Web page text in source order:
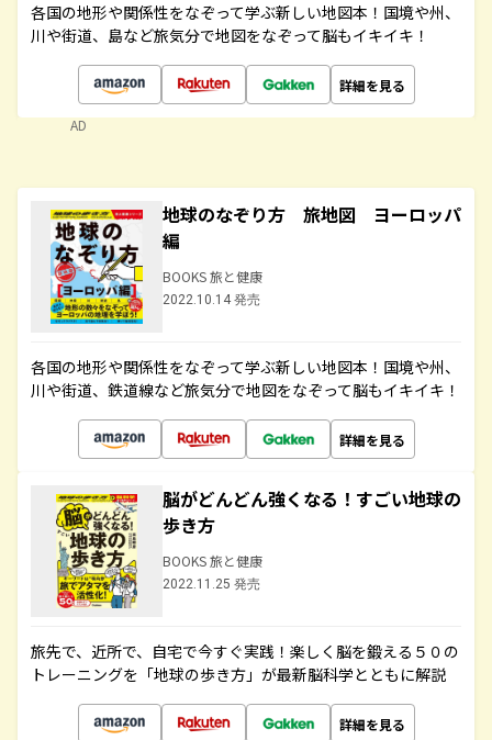
各国の地形や関係性をなぞって学ぶ新しい地図本！国境や州、
川や街道、島など旅気分で地図をなぞって脳もイキイキ！
詳細を見る
AD
地球のなぞり方 旅地図 ヨーロッパ
編
BOOKS 旅と健康
2022.10.14 発売
各国の地形や関係性をなぞって学ぶ新しい地図本！国境や州、
川や街道、鉄道線など旅気分で地図をなぞって脳もイキイキ！
詳細を見る
脳がどんどん強くなる！すごい地球の
歩き方
BOOKS 旅と健康
2022.11.25 発売
旅先で、近所で、自宅で今すぐ実践！楽しく脳を鍛える５０の
トレーニングを「地球の歩き方」が最新脳科学とともに解説
詳細を見る